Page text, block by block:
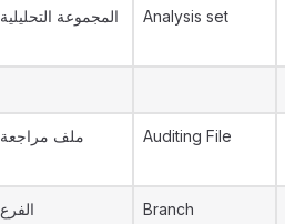
المجموعة التحليلية Analysis set
ملف مراجعة Auditing File
الفرع Branch